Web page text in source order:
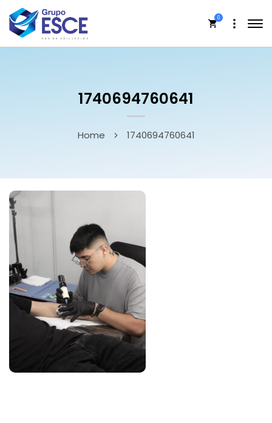
0
1740694760641
Home 1740694760641